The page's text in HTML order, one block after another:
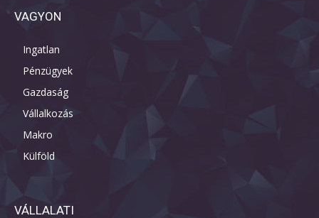
VAGYON
Ingatlan
Pénzügyek
Gazdaság
Vállalkozás
Makro
Külföld
VÁLLALATI